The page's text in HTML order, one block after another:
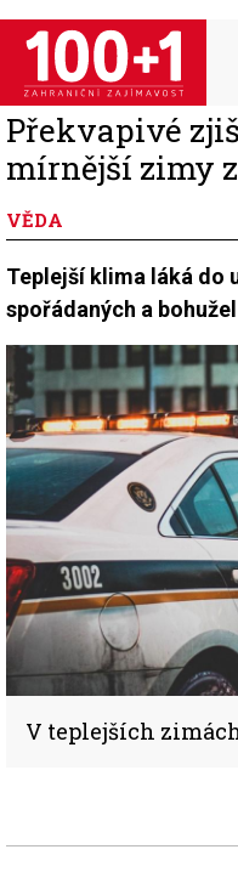
Přejít
hlavnímu
obsahu
Překvapivé
mírnější zimy
VĚDA
Teplejší klima láká do
spořádaných a
V teplejších